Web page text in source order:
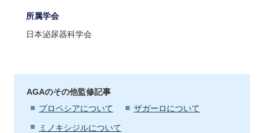
所属学会
日本泌尿器科学会
AGAのその他監修記事
プロペシアについて
ザガーロについて
ミノキシジルについて